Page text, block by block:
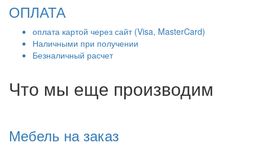
ОПЛАТА
оплата картой через сайт (Visa, MasterCard)
Наличными при получении
Безналичный расчет
Что мы еще производим
Мебель на заказ